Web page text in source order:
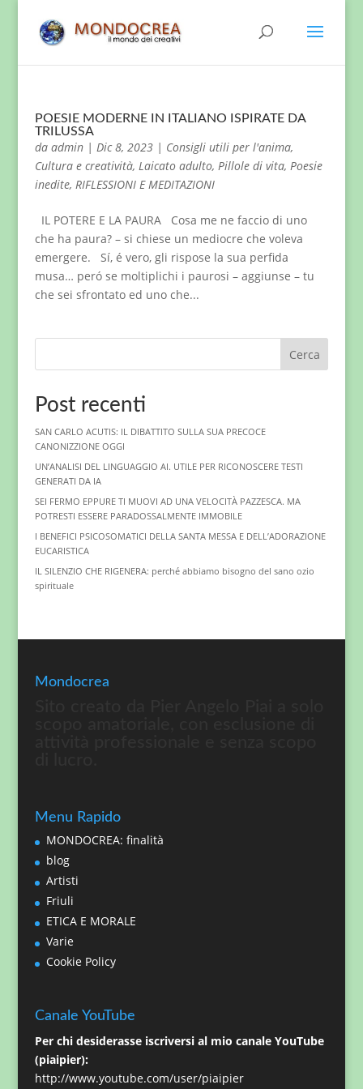
POESIE MODERNE IN ITALIANO ISPIRATE DA
TRILUSSA
da admin| Dic 8, 2023| Consigli utili per l'anima,
Cultura e creatività, Laicato adulto, Pillole di vita, Poesie
inedite, RIFLESSIONI E MEDITAZIONI
IL POTERE E LA PAURA Cosa me ne faccio di uno
che ha paura? – si chiese un mediocre che voleva
emergere. Sí, é vero, gli rispose la sua perfida
musa… peró se moltiplichi i paurosi – aggiunse – tu
che sei sfrontato ed uno che...
Cerca
Post recenti
SAN CARLO ACUTIS: IL DIBATTITO SULLA SUA PRECOCE
CANONIZZIONE OGGI
UN’ANALISI DEL LINGUAGGIO AI. UTILE PER RICONOSCERE TESTI
GENERATI DA IA
SEI FERMO EPPURE TI MUOVI AD UNA VELOCITÀ PAZZESCA. MA
POTRESTI ESSERE PARADOSSALMENTE IMMOBILE
I BENEFICI PSICOSOMATICI DELLA SANTA MESSA E DELL’ADORAZIONE
EUCARISTICA
IL SILENZIO CHE RIGENERA: perché abbiamo bisogno del sano ozio
spirituale
Mondocrea
Menu Rapido
MONDOCREA: finalità
blog
Artisti
Friuli
ETICA E MORALE
Varie
Cookie Policy
Canale YouTube
Per chi desiderasse iscriversi al mio canale YouTube
(piaipier):
http://www.youtube.com/user/piaipier